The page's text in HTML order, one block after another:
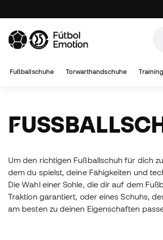
Fußballschuhe Torwarthandschuhe Training
Um den richtigen Fußballschuh für dich
dem du spielst, deine Fähigkeiten und
Die Wahl einer Sohle, die dir auf dem
Traktion garantiert, oder eines Schuhs,
am besten zu deinen Eigenschaften